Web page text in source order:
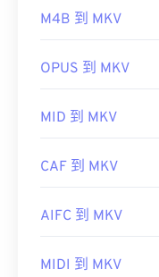
M4B 到 MKV
OPUS 到 MKV
MID 到 MKV
CAF 到 MKV
AIFC 到 MKV
MIDI 到 MKV